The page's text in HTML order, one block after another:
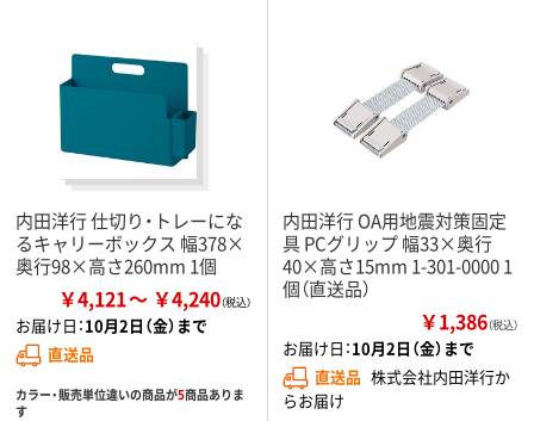
内田洋行 仕切り・トレーにな
るキャリーボックス 幅378×
奥行98×高さ260mm 1個
￥4,121 ￥4,240
お届け日：10月2日（金）まで
直送品
カラー・販売単位違いの商品が5商品ありま
す
内田洋行 OA用地震対策固定
具 PCグリップ 幅33×奥行
40×高さ15mm 1-301-0000 1
個（直送品）
￥1,386（税込）
お届け日：10月2日（金）まで
直送品 株式会社内田洋行か
らお届け